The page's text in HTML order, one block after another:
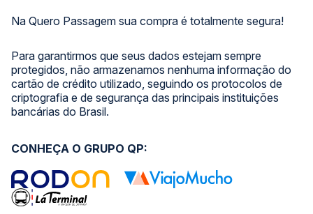
Na Quero Passagem sua compra é totalmente segura!
Para garantirmos que seus dados estejam sempre
protegidos, não armazenamos nenhuma informação do
cartão de crédito utilizado, seguindo os protocolos de
criptografia e de segurança das principais instituições
bancárias do Brasil.
CONHEÇA O GRUPO QP: